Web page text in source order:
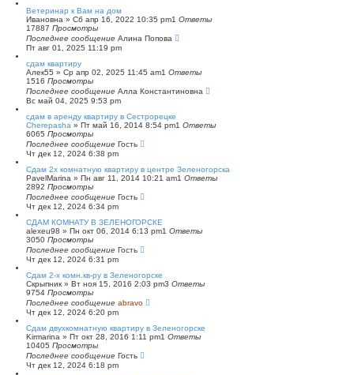
Ветеринар к Вам на дом
Ивановна » Сб апр 16, 2022 10:35 pm1 Ответы
17887 Просмотры
Последнее сообщение Алина Попова
Пт авг 01, 2025 11:19 pm
сдам квартиру
Алек55 » Ср апр 02, 2025 11:45 am1 Ответы
1516 Просмотры
Последнее сообщение Алла Константиновна
Вс май 04, 2025 9:53 pm
сдам в аренду квартиру в Сестрорецке
Cherepasha » Пт май 16, 2014 8:54 pm1 Ответы
6065 Просмотры
Последнее сообщение Гость
Чт дек 12, 2024 6:38 pm
Сдам 2х комнатную квартиру в центре Зеленогорска
PavelMarina » Пн авг 11, 2014 10:21 am1 Ответы
2892 Просмотры
Последнее сообщение Гость
Чт дек 12, 2024 6:34 pm
СДАМ КОМНАТУ В ЗЕЛЕНОГОРСКЕ
alexeu98 » Пн окт 06, 2014 6:13 pm1 Ответы
3050 Просмотры
Последнее сообщение Гость
Чт дек 12, 2024 6:31 pm
Сдам 2-х комн.кв-ру в Зеленогорске
Скрыпник » Вт ноя 15, 2016 2:03 pm3 Ответы
9754 Просмотры
Последнее сообщение abravo
Чт дек 12, 2024 6:20 pm
Сдам двухкомнатную квартиру в Зеленогорске
Kirmarina » Пт окт 28, 2016 1:11 pm1 Ответы
10405 Просмотры
Последнее сообщение Гость
Чт дек 12, 2024 6:18 pm